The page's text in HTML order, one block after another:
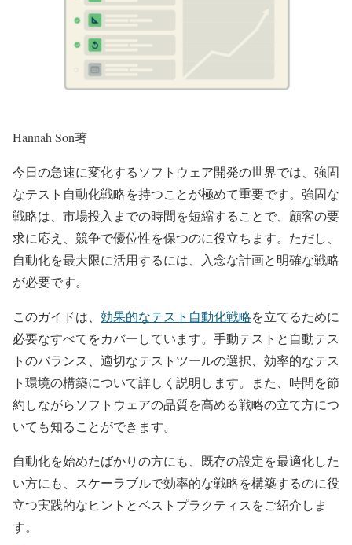
Hannah Son著
今日の急速に変化するソフトウェア開発の世界では、強固
なテスト自動化戦略を持つことが極めて重要です。強固な
戦略は、市場投入までの時間を短縮することで、顧客の要
求に応え、競争で優位性を保つのに役立ちます。ただし、
自動化を最大限に活用するには、入念な計画と明確な戦略
が必要です。
このガイドは、 効果的なテスト自動化戦略を立てるために
必要なすべてをカバーしています。手動テストと自動テス
トのバランス、適切なテストツールの選択、効率的なテス
ト環境の構築について詳しく説明します。また、時間を節
約しながらソフトウェアの品質を高める戦略の立て方につ
いても知ることができます。
自動化を始めたばかりの方にも、既存の設定を最適化した
い方にも、スケーラブルで効率的な戦略を構築するのに役
立つ実践的なヒントとベストプラクティスをご紹介しま
す。